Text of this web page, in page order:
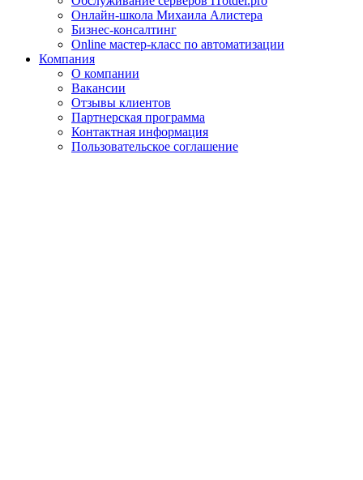
Онлайн-школа Михаила Алистера
Бизнес-консалтинг
Online мастер-класс по автоматизации
Компания
О компании
Вакансии
Отзывы клиентов
Партнерская программа
Контактная информация
Пользовательское соглашение